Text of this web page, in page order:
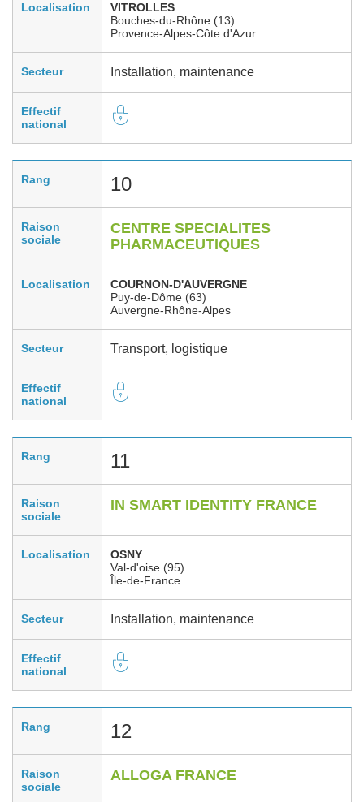
Localisation
VITROLLES
Bouches-du-Rhône (13)
Provence-Alpes-Côte d'Azur
Secteur Installation, maintenance
Effectif
national
Rang 10
Raison
sociale
CENTRE SPECIALITES
PHARMACEUTIQUES
Localisation
COURNON-D'AUVERGNE
Puy-de-Dôme (63)
Auvergne-Rhône-Alpes
Secteur Transport, logistique
Effectif
national
Rang 11
Raison
sociale
IN SMART IDENTITY FRANCE
Localisation
OSNY
Val-d'oise (95)
Île-de-France
Secteur Installation, maintenance
Effectif
national
Rang 12
Raison
sociale
ALLOGA FRANCE